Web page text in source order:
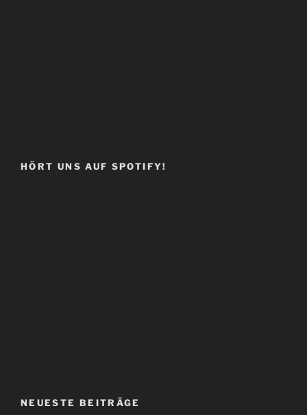
HÖRT UNS AUF SPOTIFY!
NEUESTE BEITRÄGE